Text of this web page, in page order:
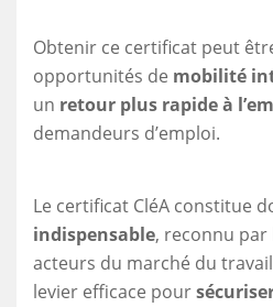
Obtenir ce certificat peut
opportunités de mobilité
un retour plus rapide à
demandeurs d’emploi.
Le certificat CléA constitue
indispensable, reconnu par
acteurs du marché du
levier efficace pour